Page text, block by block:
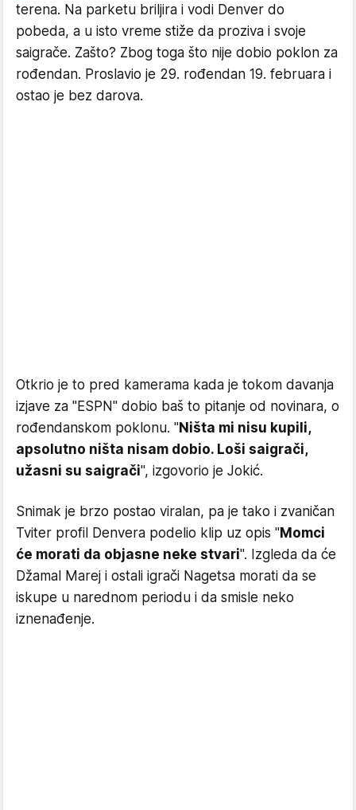
terena. Na parketu briljira i vodi Denver do
pobeda, a u isto vreme stiže da proziva i svoje
saigrače. Zašto? Zbog toga što nije dobio poklon za
rođendan. Proslavio je 29. rođendan 19. februara i
ostao je bez darova.
Otkrio je to pred kamerama kada je tokom davanja
izjave za "ESPN" dobio baš to pitanje od novinara, o
rođendanskom poklonu. "Ništa mi nisu kupili,
apsolutno ništa nisam dobio. Loši saigrači,
užasni su saigrači", izgovorio je Jokić.
Snimak je brzo postao viralan, pa je tako i zvaničan
Tviter profil Denvera podelio klip uz opis "Momci
će morati da objasne neke stvari". Izgleda da će
Džamal Marej i ostali igrači Nagetsa morati da se
iskupe u narednom periodu i da smisle neko
iznenađenje.